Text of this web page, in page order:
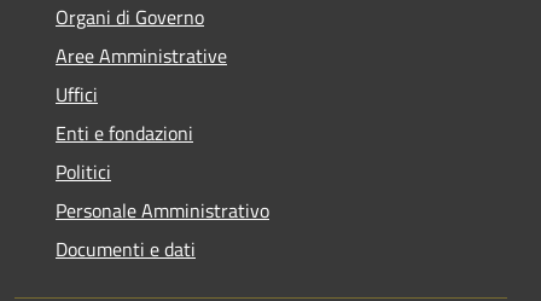
Organi di Governo
Aree Amministrative
Uffici
Enti e fondazioni
Politici
Personale Amministrativo
Documenti e dati